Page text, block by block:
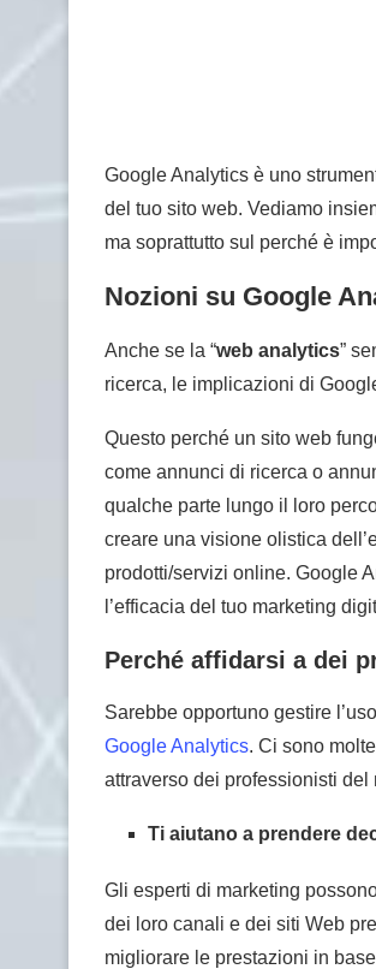
Google Analytics è uno
del tuo sito web. Vediamo
ma soprattutto sul perché è
Nozioni su Google
Anche se la “web analytics”
ricerca, le implicazioni di
Questo perché un sito web
come annunci di ricerca o
qualche parte lungo il loro
creare una visione olistica
prodotti/servizi online. Google
l’efficacia del tuo marketing
Perché affidarsi a dei
Sarebbe opportuno gestire
GoogleAnalytics. Ci sono
attraverso dei professionisti del
Ti aiutano a prendere
Gli esperti di marketing
dei loro canali e dei siti Web
migliorare le prestazioni in